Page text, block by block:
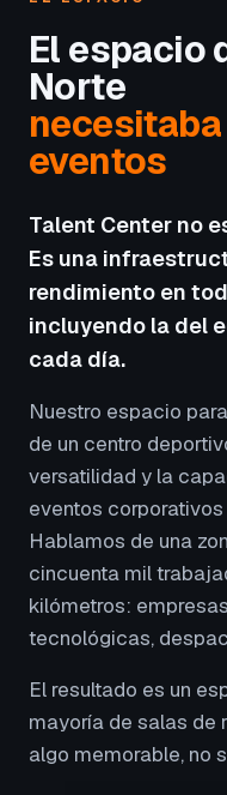
El espacio
Norte
eventos
Talent Center no
Es una
rendimiento en
incluyendo la del
cada día.
Nuestro espacio
de un centro
versatilidad y la
eventos
Hablamos de una
cincuenta mil
kilómetros:
tecnológicas,
El resultado es un
mayoría de salas de
algo memorable, no